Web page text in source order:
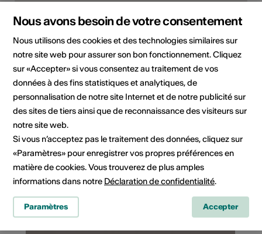
Rue du Simplon 1b, 1920 Martigny
Planifier un itinéraire
Cela pourrait vous intéresser
Nous avons besoin de votre consentement
Nous utilisons des cookies et des technologies similaires sur
notre site web pour assurer son bon fonctionnement. Cliquez
sur «Accepter» si vous consentez au traitement de vos
données à des fins statistiques et analytiques, de
personnalisation de notre site Internet et de notre publicité sur
des sites de tiers ainsi que de reconnaissance des visiteurs sur
notre site web.
Si vous n’acceptez pas le traitement des données, cliquez sur
«Paramètres» pour enregistrer vos propres préférences en
matière de cookies. Vous trouverez de plus amples
informations dans notre Déclaration de confidentialité.
Paramètres Accepter